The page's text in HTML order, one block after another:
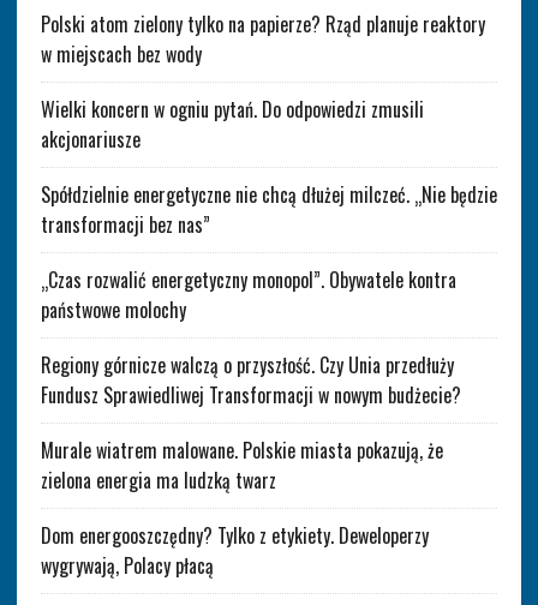
Polski atom zielony tylko na papierze? Rząd planuje reaktory
w miejscach bez wody
Wielki koncern w ogniu pytań. Do odpowiedzi zmusili
akcjonariusze
Spółdzielnie energetyczne nie chcą dłużej milczeć. „Nie będzie
transformacji bez nas”
„Czas rozwalić energetyczny monopol”. Obywatele kontra
państwowe molochy
Regiony górnicze walczą o przyszłość. Czy Unia przedłuży
Fundusz Sprawiedliwej Transformacji w nowym budżecie?
Murale wiatrem malowane. Polskie miasta pokazują, że
zielona energia ma ludzką twarz
Dom energooszczędny? Tylko z etykiety. Deweloperzy
wygrywają, Polacy płacą